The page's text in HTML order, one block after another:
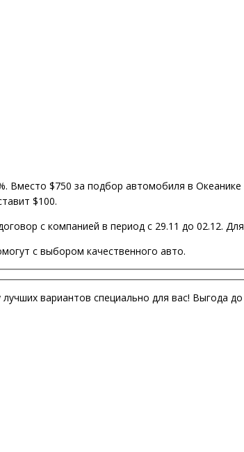
Вместо $750 за подбор автомобиля в
$100.
с компанией в период с 29.11 до 02.12.
с выбором качественного авто.
вариантов специально для вас! Выгода до